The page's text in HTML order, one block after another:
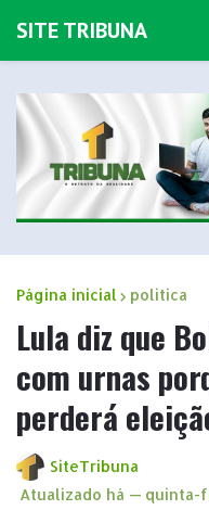
SITE TRIBUNA
Página inicial politica
Lula diz que
com urnas
perderá
SiteTribuna
Atualizado há — quinta-